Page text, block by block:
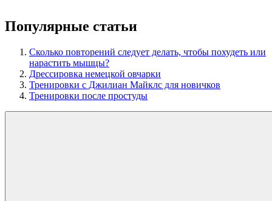
Популярные статьи
Сколько повторений следует делать, чтобы похудеть или
нарастить мышцы?
Дрессировка немецкой овчарки
Тренировки с Джилиан Майклс для новичков
Тренировки после простуды